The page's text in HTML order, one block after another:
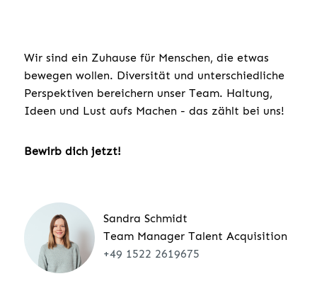
Wir sind ein Zuhause für Menschen, die etwas
bewegen wollen. Diversität und unterschiedliche
Perspektiven bereichern unser Team. Haltung,
Ideen und Lust aufs Machen - das zählt bei uns!
Bewirb dich jetzt!
Sandra Schmidt
Team Manager Talent Acquisition
+49 1522 2619675